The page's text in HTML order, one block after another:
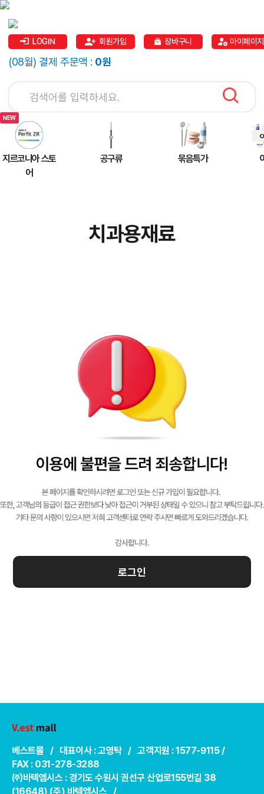
LOGIN 회원가입 장바구니 마이페이지
(08월) 결제 주문액 : 0원
지르코니아 스토
어
공구류 묶음특가
치과용재료
로그인
베스트몰 / 대표이사 : 고영탁 / 고객지원 : 1577-9115 /
FAX : 031-278-3288
㈜바텍엠시스 : 경기도 수원시 권선구 산업로155번길 38
(16648) (주) 바텍엠시스 /